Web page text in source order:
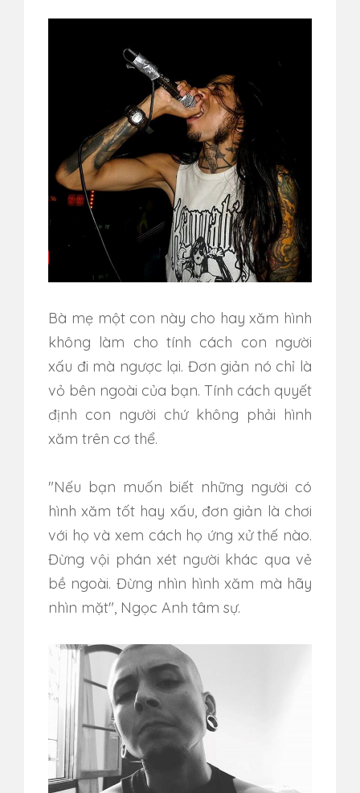
Bà mẹ một con này cho hay xăm hình
không làm cho tính cách con người
xấu đi mà ngược lại. Đơn giản nó chỉ là
vỏ bên ngoài của bạn. Tính cách quyết
định con người chứ không phải hình
xăm trên cơ thể.
"Nếu bạn muốn biết những người có
hình xăm tốt hay xấu, đơn giản là chơi
với họ và xem cách họ ứng xử thế nào.
Đừng vội phán xét người khác qua vẻ
bề ngoài. Đừng nhìn hình xăm mà hãy
nhìn mặt", Ngọc Anh tâm sự.